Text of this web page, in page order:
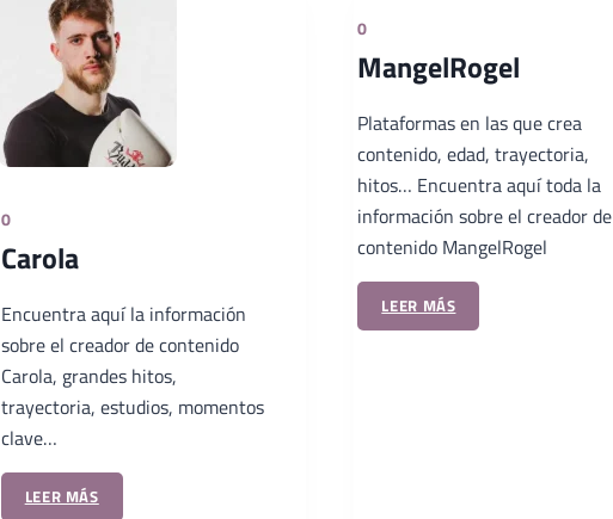
0
Carola
Encuentra aquí la información
sobre el creador de contenido
Carola, grandes hitos,
trayectoria, estudios, momentos
clave…
LEER MÁS
0
MangelRogel
Plataformas en las que crea
contenido, edad, trayectoria,
hitos… Encuentra aquí toda la
información sobre el creador de
contenido MangelRogel
LEER MÁS